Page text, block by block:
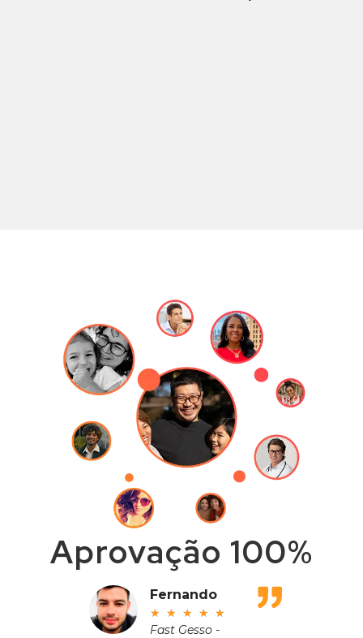
Aprovação 100%
Fernando
★ ★ ★ ★ ★
Fast Gesso -